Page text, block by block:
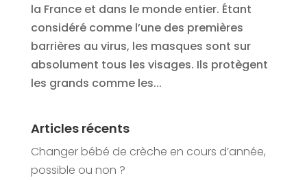
la France et dans le monde entier. Étant
considéré comme l’une des premières
barrières au virus, les masques sont sur
absolument tous les visages. Ils protègent
les grands comme les...
Articles récents
Changer bébé de crèche en cours d’année,
possible ou non ?